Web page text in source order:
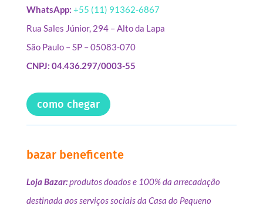
WhatsApp: +55 (11) 91362-6867
Rua Sales Júnior, 294 – Alto da Lapa
São Paulo – SP – 05083-070
CNPJ: 04.436.297/0003-55
como chegar
bazar beneficente
Loja Bazar:produtos doados e 100% da arrecadação
destinada aos serviços sociais da Casa do Pequeno